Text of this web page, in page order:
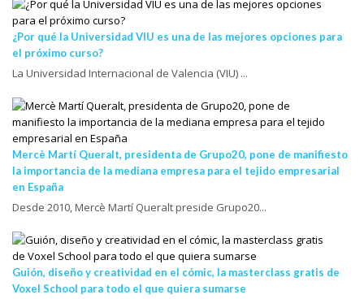
¿Por qué la Universidad VIU es una de las mejores opciones para
el próximo curso?
La Universidad Internacional de Valencia (VIU) ...
Mercè Martí Queralt, presidenta de Grupo20, pone de manifiesto
la importancia de la mediana empresa para el tejido empresarial
en España
Desde 2010, Mercè Martí Queralt preside Grupo20...
Guión, diseño y creatividad en el cómic, la masterclass gratis de
Voxel School para todo el que quiera sumarse